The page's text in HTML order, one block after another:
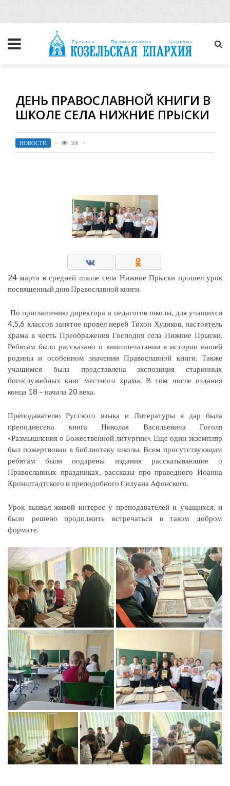
ДЕНЬ ПРАВОСЛАВНОЙ КНИГИ В
ШКОЛЕ СЕЛА НИЖНИЕ ПРЫСКИ
НОВОСТИ 166
24 марта в средней школе села Нижние Прыски прошел урок
посвященный дню Православной книги.
По приглашению директора и педагогов школы, для учащихся
4,5,6 классов занятие провел иерей Тихон Худяков, настоятель
храма в честь Преображения Господня села Нижние Прыски.
Ребятам было рассказано о книгопечатании в истории нашей
родины и особенном значении Православной книги. Также
учащимся была представлена экспозиция старинных
богослужебных книг местного храма. В том числе издания
конца 18 – начала 20 века.
Преподавателю Русского языка и Литературы в дар была
преподнесена книга Николая Васильевича Гоголя
«Размышления о Божественной литургии». Еще один экземпляр
был пожертвован в библиотеку школы. Всем присутствующим
ребятам были подарены издания рассказывающие о
Православных праздниках, рассказы про праведного Иоанна
Кронштадтского и преподобного Силуана Афонского.
Урок вызвал живой интерес у преподавателей и учащихся, и
было решено продолжить встречаться в таком добром
формате.